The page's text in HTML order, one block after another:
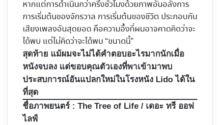
หากแต่การดำเนินกว่าครึ่งชั่วโมงด้วยภาพอันอลังการ
การเริ่มต้นของจักรวาล การเริ่มต้นของชีวิต ประกอบกับ
เสียงเพลงอันสุดยอด คือความอึ้งที่ผมอาจคาดคิดว่าจะ
ได้พบ แต่ไม่คิดว่าจะได้พบ “ขนาดนี้”
สุดท้าย แม้ผมจะไม่ได้คำตอบอะไรมากนักเมื่อ
หนังจบลง แต่ขอบคุณตัวเองที่พาเข้ามาพบ
ประสบการณ์อันแปลกใหม่ในโรงหนัง Lido ได้ใน
ที่สุด
ชื่อภาพยนตร์ : The Tree of Life / เดอะ ทรี ออฟ
ไลฟ์